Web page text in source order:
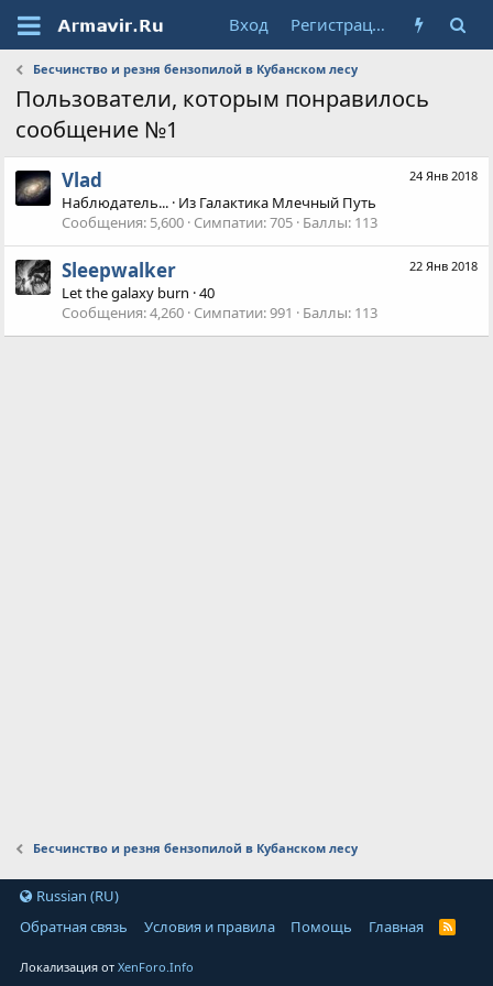
Вход Регистрация
Бесчинство и резня бензопилой в Кубанском лесу
Пользователи, которым понравилось
сообщение №1
24 Янв 2018
Vlad
Наблюдатель... · Из Галактика Млечный Путь
Сообщения 5,600 Симпатии 705 Баллы 113
22 Янв 2018
Sleepwalker
Let the galaxy burn ·40
Сообщения 4,260 Симпатии 991 Баллы 113
Бесчинство и резня бензопилой в Кубанском лесу
Russian (RU)
Обратная связь
Условия и правила Помощь Главная
Локализация отXenForo.Info